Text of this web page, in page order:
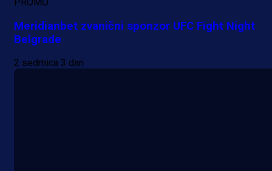
Meridianbet zvanični sponzor UFC Fight Night
Belgrade
2 sedmica 3 dan